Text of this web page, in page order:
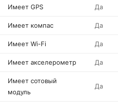
Имеет GPS Да
Имеет компас Да
Имеет Wi-Fi Да
Имеет акселерометр Да
Имеет сотовый
модуль
Да